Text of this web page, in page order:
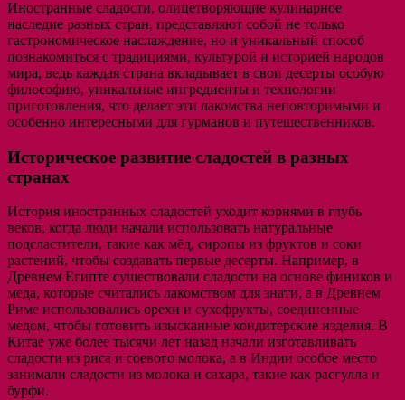
Иностранные сладости, олицетворяющие кулинарное
наследие разных стран, представляют собой не только
гастрономическое наслаждение, но и уникальный способ
познакомиться с традициями, культурой и историей народов
мира, ведь каждая страна вкладывает в свои десерты особую
философию, уникальные ингредиенты и технологии
приготовления, что делает эти лакомства неповторимыми и
особенно интересными для гурманов и путешественников.
Историческое развитие сладостей в разных
странах
История иностранных сладостей уходит корнями в глубь
веков, когда люди начали использовать натуральные
подсластители, такие как мёд, сиропы из фруктов и соки
растений, чтобы создавать первые десерты. Например, в
Древнем Египте существовали сладости на основе фиников и
меда, которые считались лакомством для знати, а в Древнем
Риме использовались орехи и сухофрукты, соединенные
медом, чтобы готовить изысканные кондитерские изделия. В
Китае уже более тысячи лет назад начали изготавливать
сладости из риса и соевого молока, а в Индии особое место
занимали сладости из молока и сахара, такие как расгулла и
бурфи.